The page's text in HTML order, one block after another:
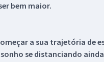
bem maior.
a sua trajetória de
se distanciando